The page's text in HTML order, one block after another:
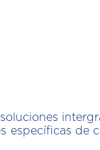
específicas de